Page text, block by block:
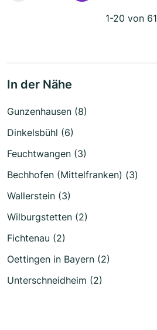
1-20 von 61
In der Nähe
Gunzenhausen (8)
Dinkelsbühl (6)
Feuchtwangen (3)
Bechhofen (Mittelfranken) (3)
Wallerstein (3)
Wilburgstetten (2)
Fichtenau (2)
Oettingen in Bayern (2)
Unterschneidheim (2)